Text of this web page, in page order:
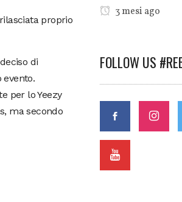
proprio
di
per lo Yeezy
ma secondo
3 mesi ago
FOLLOW US